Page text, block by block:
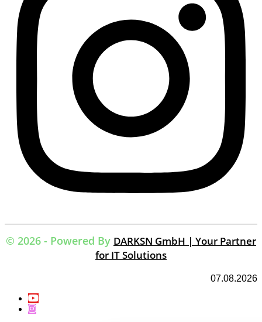
© 2026 - Powered By DARKSN GmbH | Your Partner
for IT Solutions
07.08.2026